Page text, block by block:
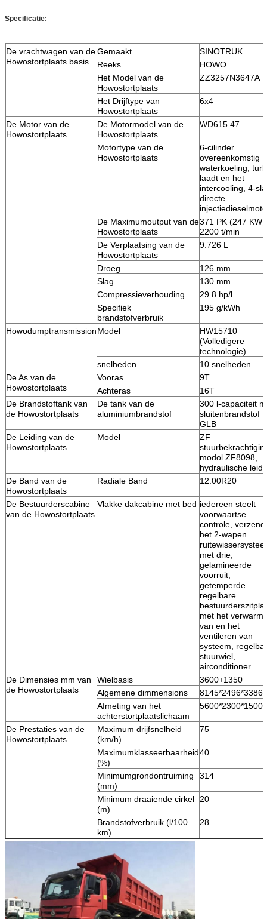
Specificatie:
De vrachtwagen van de
Howostortplaats basis
Gemaakt
SINOTRUK
Reeks
HOWO
Het Model van de
Howostortplaats
ZZ3257N3647A
Het Drijftype van
Howostortplaats
6x4
De Motor van de
Howostortplaats
De Motormodel van de
Howostortplaats
WD615.47
Motortype van de
Howostortplaats
6-cilinder
overeenkomstig
waterkoeling,
laadt en het
intercooling, 4-
directe
De Maximumoutput van de
Howostortplaats
371 PK (247 KW)
2200 t/min
De Verplaatsing van de
Howostortplaats
9.726 L
Droeg
126 mm
Slag
130 mm
Compressieverhouding
29.8 hp/l
Specifiek
brandstofverbruik
195 g/kWh
HowodumptransmissionModel
HW15710
(Volledigere
technologie)
snelheden
10 snelheden
De As van de
Howostortplaats
Vooras
9T
Achteras
16T
De Brandstoftank van
de Howostortplaats
De tank van de
aluminiumbrandstof
300 l-capaciteit
sluitenbrandstof
GLB
De Leiding van de
Howostortplaats
Model
ZF
modol ZF8098,
hydraulische
De Band van de
Howostortplaats
Radiale Band 12.00R20
De Bestuurderscabine
van de Howostortplaats
Vlakke dakcabine met bed iedereen steelt
voorwaartse
controle, verzendt
het 2-wapen
met drie,
gelamineerde
voorruit,
getemperde
regelbare
met het
van en het
ventileren van
systeem,
stuurwiel,
airconditioner
De Dimensies mm van
de Howostortplaats
Wielbasis
3600+1350
Algemene dimmensions
8145*2496*3386
Afmeting van het
achterstortplaatslichaam
5600*2300*1500
De Prestaties van de
Howostortplaats
Maximum drijfsnelheid
(km/h)
75
Maximumklasseerbaarheid
(%)
40
Minimumgrondontruiming
(mm)
314
Minimum draaiende cirkel
(m)
20
Brandstofverbruik (l/100
km)
28